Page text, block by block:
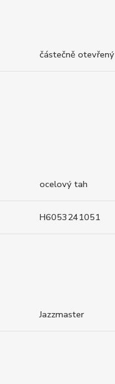
částečně otevřený
ocelový tah
H6053241051
Jazzmaster